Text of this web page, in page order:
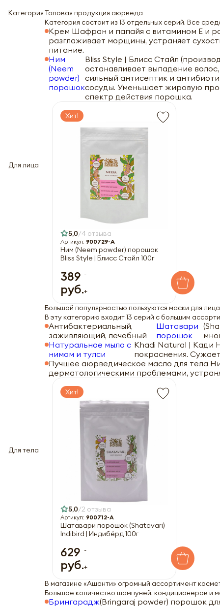
КатегорияТоповая продукция аюрведа
Для лица
Категория состоит из 13 отдельных серий. Все
Крем Шафран и папайя с витамином Е и
разглаживает морщины, устраняет
питание.
Ним
(Neem
powder)
порошок
Bliss Style | Блисс Стайл
останавливает выпадение
сильный антисептик и
сосуды. Уменьшает жировую
спектр действия порошка.
Хит!
5,0 4 отзыва
Артикул: 900729-A
Ним (Neem powder) порошок
Bliss Style | Блисс Стайл 100г
389
руб.
-
+
Большой популярностью пользуются маски для
Для тела
В эту категорию входит 13 серий с большим
Антибактериальный,
заживляющий, лечебный
Шатавари
порошок
Натуральное мыло с
нимом и тулси
Khadi Natural | Кади
покраснения.
Лучшее аюрведическое масло для тела
дерматологическими проблемами,
Хит!
5,0 2 отзыва
Артикул: 900712-A
Шатавари порошок (Shatavari)
Indibird | Индибёрд 100г
629
руб.
-
+
В магазине «Ашанти» огромный ассортимент
Большое количество шампуней, кондиционеров и
Брингарадж(Bringaraj powder) порошок